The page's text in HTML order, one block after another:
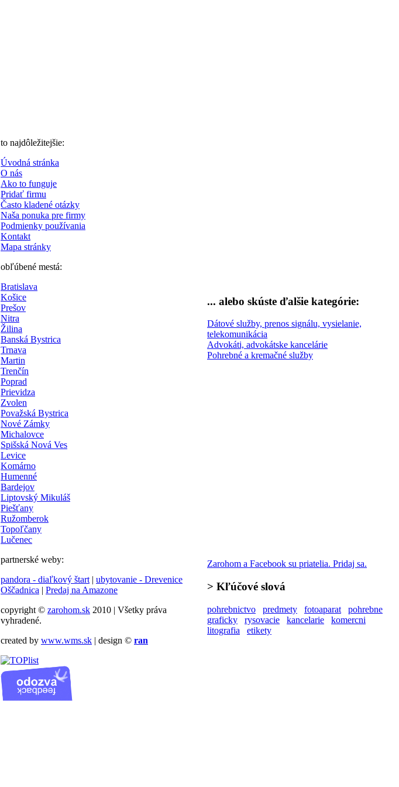
... alebo skúste ďalšie kategórie:
Dátové služby, prenos signálu, vysielanie,
telekomunikácia
Advokáti, advokátske kancelárie
Pohrebné a kremačné služby
Zarohom a Facebook su priatelia. Pridaj sa.
> Kľúčové slová
pohrebnictvo predmety fotoaparat
pohrebne
graficky
rysovacie kancelarie
komercni
litografia
etikety
to najdôležitejšie:
Úvodná stránka
O nás
Ako to funguje
Pridať firmu
Často kladené otázky
Naša ponuka pre firmy
Podmienky používania
Kontakt
Mapa stránky
obľúbené mestá:
Bratislava
Košice
Prešov
Nitra
Žilina
Banská Bystrica
Trnava
Martin
Trenčín
Poprad
Prievidza
Zvolen
Považská Bystrica
Nové Zámky
Michalovce
Spišská Nová Ves
Levice
Komárno
Humenné
Bardejov
Liptovský Mikuláš
Piešťany
Ružomberok
Topoľčany
Lučenec
partnerské weby:
pandora - diaľkový štart | ubytovanie - Drevenice
Oščadnica | Predaj na Amazone
copyright © zarohom.sk 2010 | Všetky práva
vyhradené.
created by www.wms.sk | design © ran